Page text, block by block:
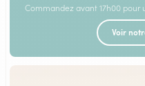
Commandez avant 17h00 pour
Voir